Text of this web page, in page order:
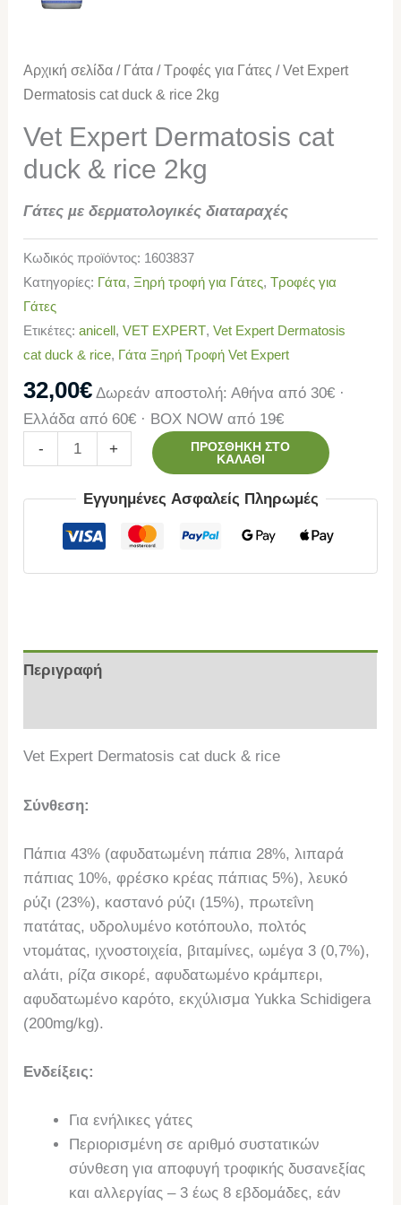
Αρχική σελίδα / Γάτα /Τροφές για Γάτες / Vet Expert
Dermatosis cat duck & rice 2kg
Vet Expert Dermatosis cat
duck & rice 2kg
Γάτες µε δερµατολογικές διαταραχές
Κωδικός προϊόντος: 1603837
Κατηγορίες: Γάτα,Ξηρή τροφή για Γάτες,Τροφές για
Γάτες
Ετικέτες:anicell ,VET EXPERT,Vet Expert Dermatosis
cat duck & rice, Γάτα Ξηρή Τροφή Vet Expert
32,00€ Δωρεάν αποστολή: Αθήνα από 30€ ·
Ελλάδα από 60€ · BOX NOW από 19€
-
+
ΠΡΟΣΘΉΚΗ ΣΤΟ
ΚΑΛΆΘΙ
Εγγυημένες Ασφαλείς Πληρωμές
Περιγραφή
Vet Expert Dermatosis cat duck & rice
Σύνθεση:
Πάπια 43% (αφυδατωμένη πάπια 28%, λιπαρά
πάπιας 10%, φρέσκο κρέας πάπιας 5%), λευκό
ρύζι (23%), καστανό ρύζι (15%), πρωτεΐνη
πατάτας, υδρολυμένο κοτόπουλο, πολτός
ντομάτας, ιχνοστοιχεία, βιταμίνες, ωμέγα 3 (0,7%),
αλάτι, ρίζα σικορέ, αφυδατωμένο κράμπερι,
αφυδατωμένο καρότο, εκχύλισμα Yukka Schidigera
(200mg/kg).
Ενδείξεις:
Για ενήλικες γάτες
Περιορισμένη σε αριθμό συστατικών
σύνθεση για αποφυγή τροφικής δυσανεξίας
και αλλεργίας – 3 έως 8 εβδομάδες, εάν